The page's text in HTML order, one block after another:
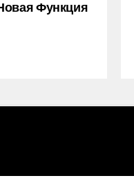
Функция